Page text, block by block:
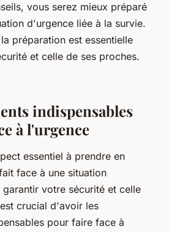
vous serez mieux préparé
d'urgence liée à la survie.
préparation est essentielle
et celle de ses proches.
indispensables
à l'urgence
essentiel à prendre en
face à une situation
votre sécurité et celle
crucial d'avoir les
pour faire face à